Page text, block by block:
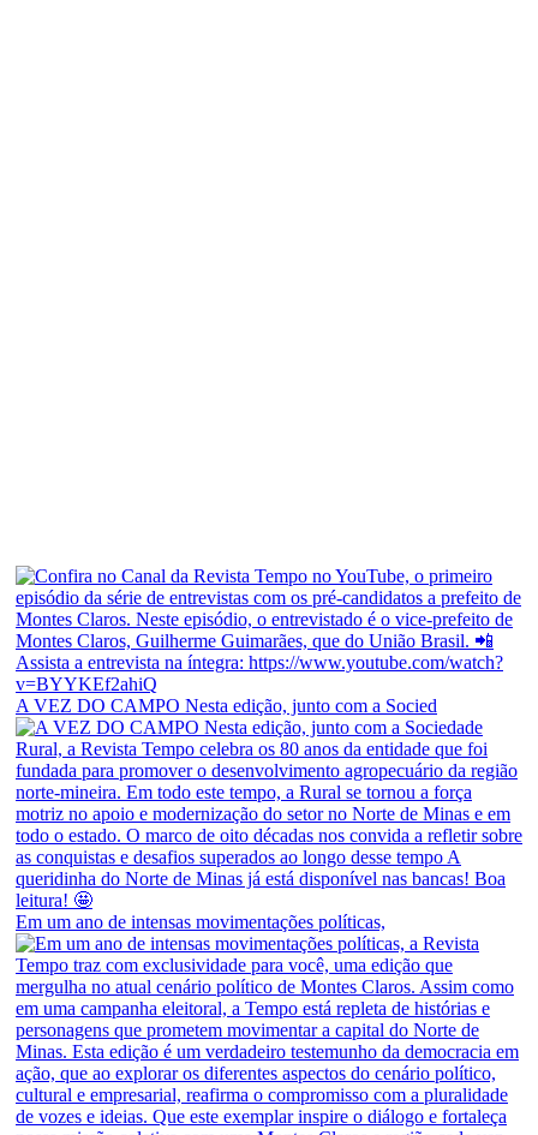
A VEZ DO CAMPO Nesta edição, junto com a Socied
Em um ano de intensas movimentações políticas,